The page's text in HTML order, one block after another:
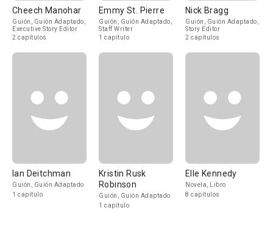
Cheech Manohar
Guión, Guión Adaptado,
Executive Story Editor
2 capítulos
Emmy St. Pierre
Guión, Guión Adaptado,
Staff Writer
1 capítulo
Nick Bragg
Guión, Guión Adaptado,
Story Editor
2 capítulos
Ian Deitchman
Guión, Guión Adaptado
1 capítulo
Kristin Rusk
Robinson
Guión, Guión Adaptado
1 capítulo
Elle Kennedy
Novela, Libro
8 capítulos